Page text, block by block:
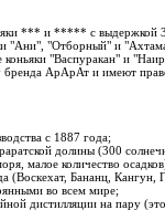
*** и ***** с выдержкой 3
"Ани", "Отборный" и
"Васпуракан" и
бренда АрАрАт и имеют
с 1887 года;
долины (300
малое количество
(Воскехат, Бананц,
во всем мире;
дистилляции на пару